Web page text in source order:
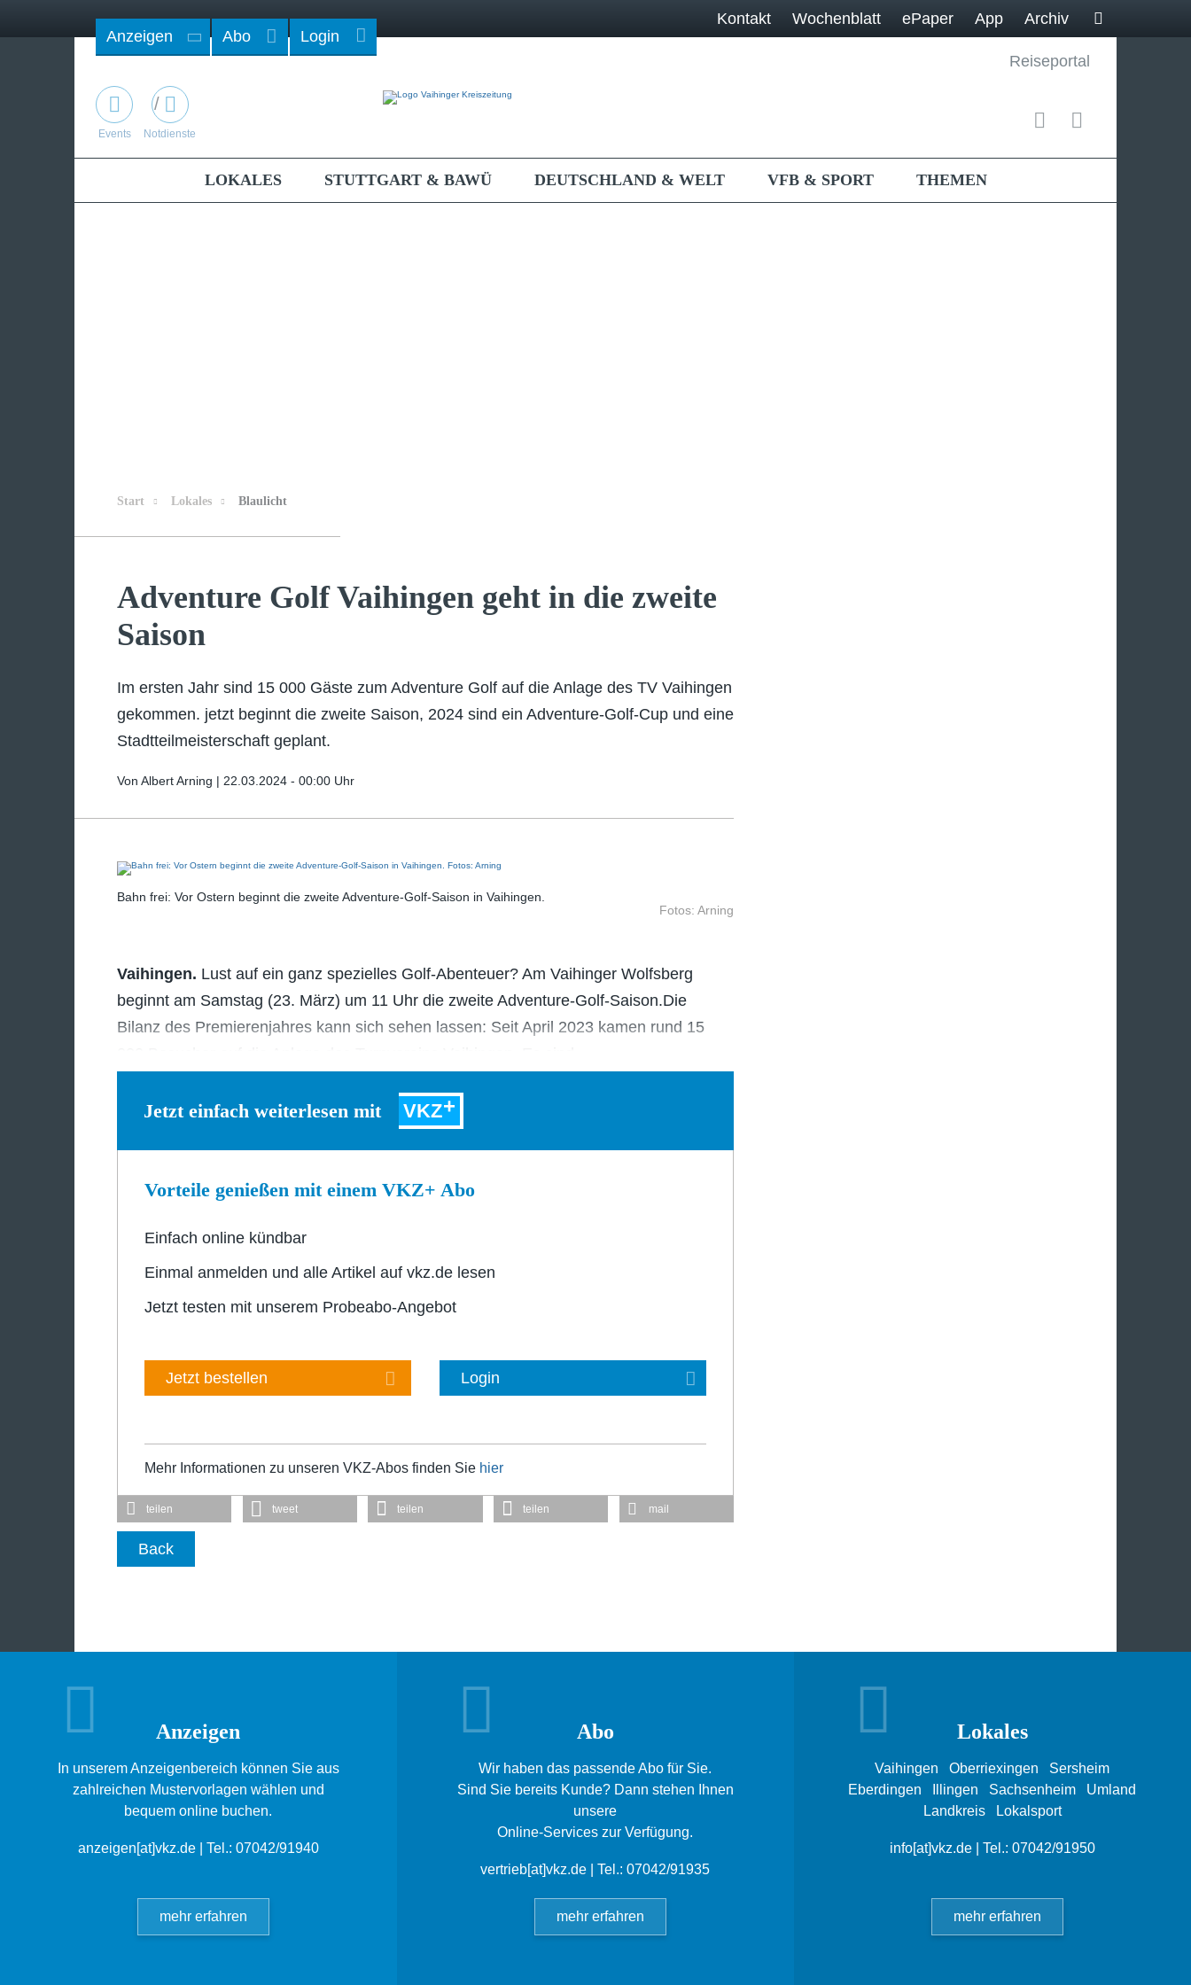
Anzeigen Abo Login
Kontakt Wochenblatt ePaper App Archiv
/
Reiseportal
Events Notdienste
LOKALES STUTTGART & BAWÜ DEUTSCHLAND & WELT VFB & SPORT THEMEN
Start Lokales Blaulicht
Adventure Golf Vaihingen geht in die zweite
Saison
Im ersten Jahr sind 15 000 Gäste zum Adventure Golf auf die Anlage des TV Vaihingen
gekommen. jetzt beginnt die zweite Saison, 2024 sind ein Adventure-Golf-Cup und eine
Stadtteilmeisterschaft geplant.
Von Albert Arning | 22.03.2024 - 00:00 Uhr
Bahn frei: Vor Ostern beginnt die zweite Adventure-Golf-Saison in Vaihingen.
Fotos: Arning
Vaihingen. Lust auf ein ganz spezielles Golf-Abenteuer? Am Vaihinger Wolfsberg
beginnt am Samstag (23. März) um 11 Uhr die zweite Adventure-Golf-Saison.Die
Bilanz des Premierenjahres kann sich sehen lassen: Seit April 2023 kamen rund 15
Jetzt einfach weiterlesen mit VKZ
Vorteile genießen mit einem VKZ+ Abo
Einfach online kündbar
Einmal anmelden und alle Artikel auf vkz.de lesen
Jetzt testen mit unserem Probeabo-Angebot
Jetzt bestellen Login
Mehr Informationen zu unseren VKZ-Abos finden Sie hier
teilen tweet teilen teilen mail
Back
Anzeigen
In unserem Anzeigenbereich können Sie aus
zahlreichen Mustervorlagen wählen und
bequem online buchen.
anzeigen[at]vkz.de| Tel.: 07042/91940
mehr erfahren
Abo
Wir haben das passende Abo für Sie.
Sind Sie bereits Kunde? Dann stehen Ihnen
unsere
Online-Services zur Verfügung.
vertrieb[at]vkz.de | Tel.: 07042/91935
mehr erfahren
Lokales
Vaihingen Oberriexingen
Sersheim
Eberdingen
Illingen Sachsenheim
Umland
Landkreis
Lokalsport
info[at]vkz.de| Tel.: 07042/91950
mehr erfahren